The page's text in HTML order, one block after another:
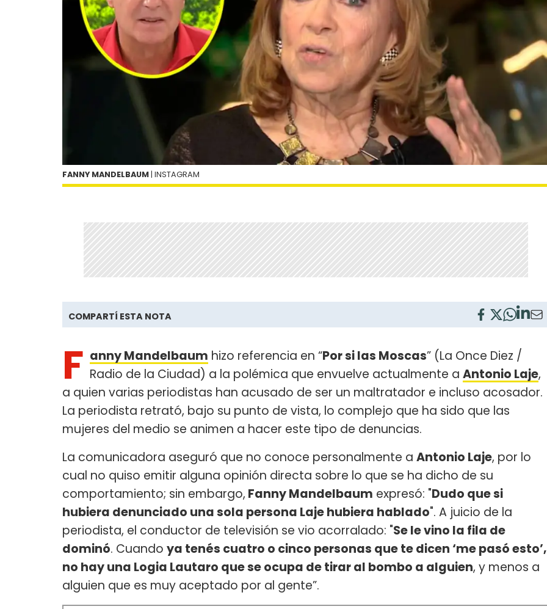
FANNY MANDELBAUM | INSTAGRAM
COMPARTÍ ESTA NOTA
F anny Mandelbaum hizo referencia en “Por si las Moscas” (La Once Diez /
Radio de la Ciudad) a la polémica que envuelve actualmente a Antonio Laje,
a quien varias periodistas han acusado de ser un maltratador e incluso acosador.
La periodista retrató, bajo su punto de vista, lo complejo que ha sido que las
mujeres del medio se animen a hacer este tipo de denuncias.
La comunicadora aseguró que no conoce personalmente a Antonio Laje, por lo
cual no quiso emitir alguna opinión directa sobre lo que se ha dicho de su
comportamiento; sin embargo, Fanny Mandelbaum expresó: "Dudo que si
hubiera denunciado una sola persona Laje hubiera hablado". A juicio de la
periodista, el conductor de televisión se vio acorralado: "Se le vino la fila de
dominó. Cuando ya tenés cuatro o cinco personas que te dicen ‘me pasó esto’,
no hay una Logia Lautaro que se ocupa de tirar al bombo a alguien, y menos a
alguien que es muy aceptado por al gente”.